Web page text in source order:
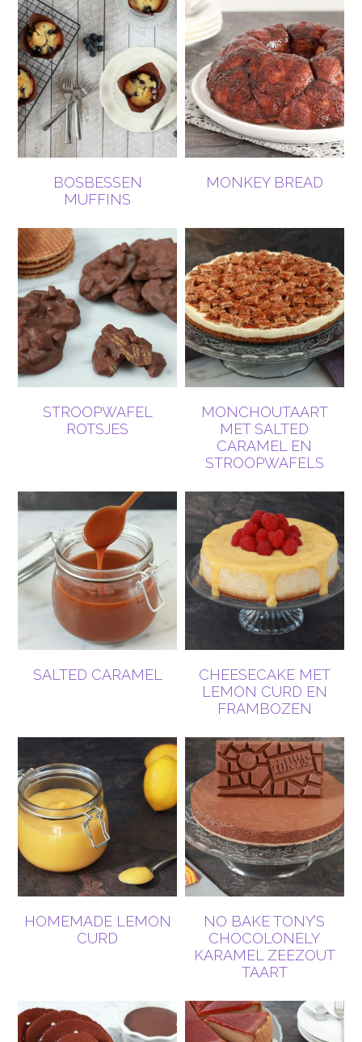
BOSBESSEN
MUFFINS
MONKEY BREAD
STROOPWAFEL
ROTSJES
MONCHOUTAART
MET SALTED
CARAMEL EN
STROOPWAFELS
SALTED CARAMEL
CHEESECAKE MET
LEMON CURD EN
FRAMBOZEN
HOMEMADE LEMON
CURD
NO BAKE TONY’S
CHOCOLONELY
KARAMEL ZEEZOUT
TAART